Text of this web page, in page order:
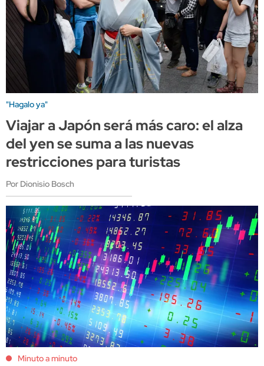
"Hagalo ya"
Viajar a Japón será más caro: el alza
del yen se suma a las nuevas
restricciones para turistas
Por Dionisio Bosch
Minuto a minuto